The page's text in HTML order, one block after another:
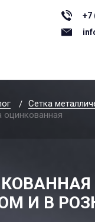
+7
Сетка
оцинкованная
И В